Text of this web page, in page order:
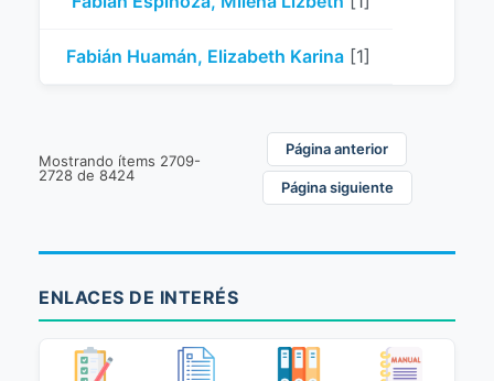
Fabián Huamán, Elizabeth Karina [1]
Mostrando ítems 2709-
2728 de 8424
Página anterior
Página siguiente
ENLACES DE INTERÉS